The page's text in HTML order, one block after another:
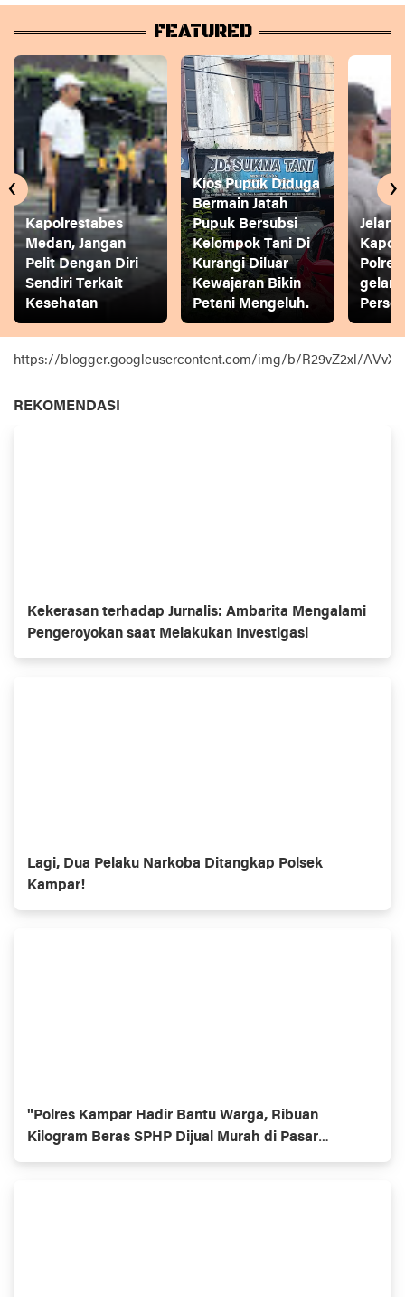
FEATURED
Kapolrestabes
Medan, Jangan
Pelit Dengan Diri
Sendiri Terkait
Kesehatan
Kios Pupuk Diduga
Bermain Jatah
Pupuk Bersubsi
Kelompok Tani Di
Kurangi Diluar
Kewajaran Bikin
Petani Mengeluh.
gelar
‹ ›
https://blogger.googleusercontent.com/img/b/R29vZ2xl/
REKOMENDASI
Kekerasan terhadap Jurnalis: Ambarita Mengalami
Pengeroyokan saat Melakukan Investigasi
Lagi, Dua Pelaku Narkoba Ditangkap Polsek
Kampar!
"Polres Kampar Hadir Bantu Warga, Ribuan
Kilogram Beras SPHP Dijual Murah di Pasar
Ramayana Bangkinang dan Polsek Kampar!"